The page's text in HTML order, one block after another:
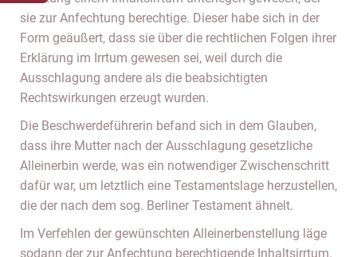
sie zur Anfechtung berechtige. Dieser habe sich in der
Form geäußert, dass sie über die rechtlichen Folgen ihrer
Erklärung im Irrtum gewesen sei, weil durch die
Ausschlagung andere als die beabsichtigten
Rechtswirkungen erzeugt wurden.
Die Beschwerdeführerin befand sich in dem Glauben,
dass ihre Mutter nach der Ausschlagung gesetzliche
Alleinerbin werde, was ein notwendiger Zwischenschritt
dafür war, um letztlich eine Testamentslage herzustellen,
die der nach dem sog. Berliner Testament ähnelt.
Im Verfehlen der gewünschten Alleinerbenstellung läge
sodann der zur Anfechtung berechtigende Inhaltsirrtum.